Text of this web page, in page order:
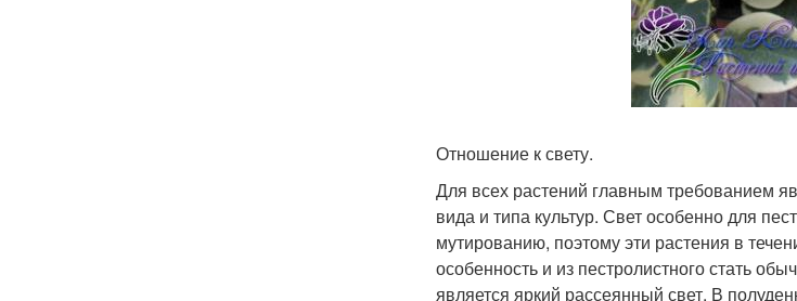
Отношение к свету.
Для всех растений главным требованием
вида и типа культур. Свет особенно для
мутированию, поэтому эти растения в
особенность и из пестролистного стать
является яркий рассеянный свет. В